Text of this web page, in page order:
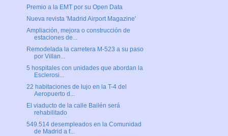
Premio a la EMT por su Open Data
Nueva revista 'Madrid Airport Magazine'
Ampliación, mejora o construcción de
estaciones de...
Remodelada la carretera M-523 a su paso
por Villan...
5 hospitales con unidades que abordan la
Esclerosi...
22 habitaciones de lujo en la T-4 del
Aeropuerto d...
El viaducto de la calle Bailén será
rehabilitado
549.514 desempleados en la Comunidad
de Madrid a f...